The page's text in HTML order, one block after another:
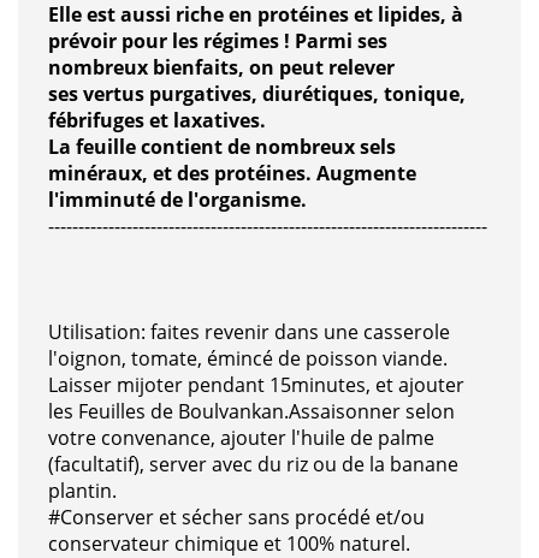
Elle est aussi riche en protéines et lipides, à
prévoir pour les régimes ! Parmi ses
nombreux bienfaits, on peut relever
ses vertus purgatives, diurétiques, tonique,
fébrifuges et laxatives.
La feuille contient de nombreuxsels
minéraux, et des protéines. Augmente
l'imminuté de l'organisme.
-------------------------------------------------------------------------
Utilisation: faites revenir dans une casserole
l'oignon, tomate, émincé de poisson viande.
Laisser mijoter pendant 15minutes, et ajouter
les Feuilles de Boulvankan.Assaisonner selon
votre convenance, ajouter l'huile de palme
(facultatif), server avec du riz ou de la banane
plantin.
#Conserver et sécher sans procédé et/ou
conservateur chimique et 100% naturel.